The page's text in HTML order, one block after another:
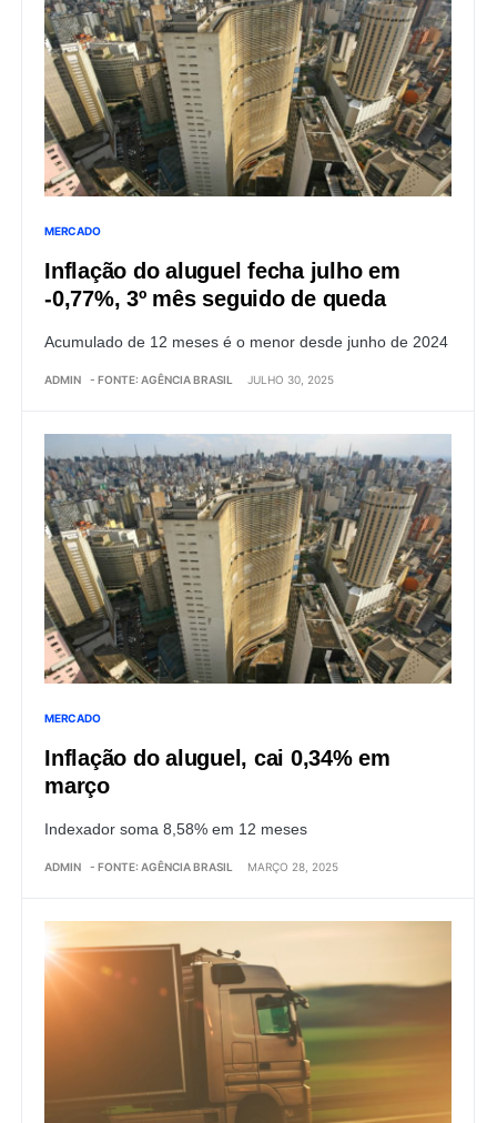
MERCADO
Inflação do aluguel fecha julho em
-0,77%, 3º mês seguido de queda
Acumulado de 12 meses é o menor desde junho de 2024
ADMIN - FONTE: AGÊNCIA BRASIL JULHO 30, 2025
MERCADO
Inflação do aluguel, cai 0,34% em
março
Indexador soma 8,58% em 12 meses
ADMIN - FONTE: AGÊNCIA BRASIL MARÇO 28, 2025